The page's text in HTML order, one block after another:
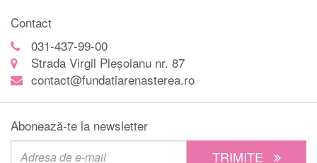
Contact
031-437-99-00
Strada Virgil Pleșoianu nr. 87
contact@fundatiarenasterea.ro
Abonează-te la newsletter
TRIMITE